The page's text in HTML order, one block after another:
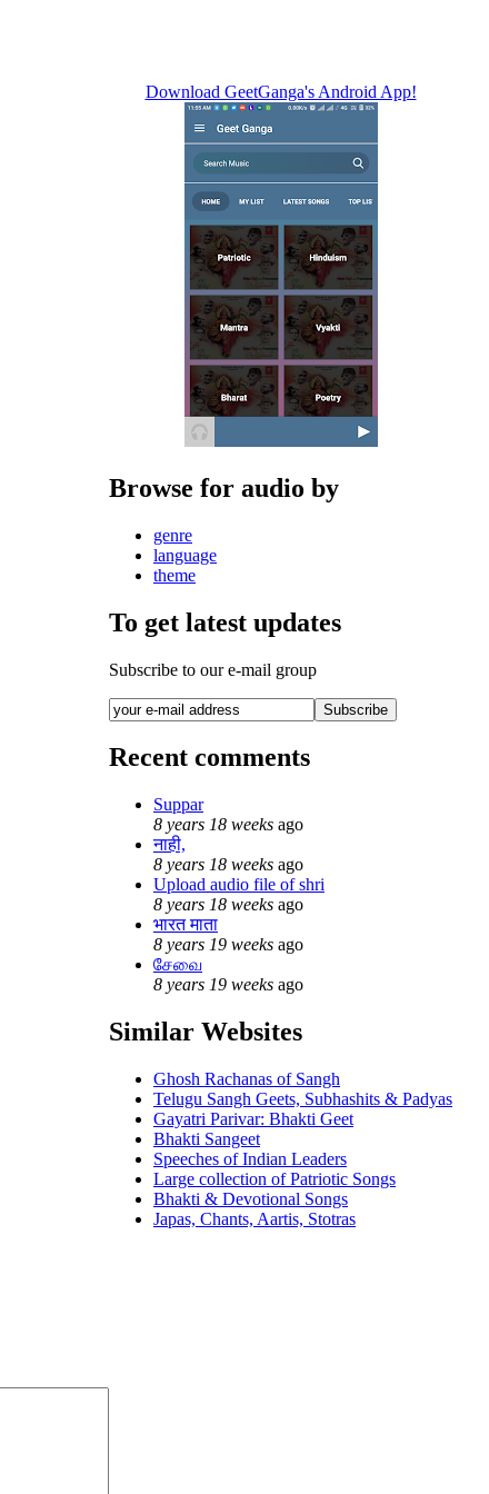
Download GeetGanga's Android App!
Browse for audio by
genre
language
theme
To get latest updates
Subscribe to our e-mail group
Recent comments
Suppar
8 years 18 weeks ago
नाही,
8 years 18 weeks ago
Upload audio file of shri
8 years 18 weeks ago
भारत माता
8 years 19 weeks ago
சேவை
8 years 19 weeks ago
Similar Websites
Ghosh Rachanas of Sangh
Telugu Sangh Geets, Subhashits & Padyas
Gayatri Parivar: Bhakti Geet
Bhakti Sangeet
Speeches of Indian Leaders
Large collection of Patriotic Songs
Bhakti & Devotional Songs
Japas, Chants, Aartis, Stotras